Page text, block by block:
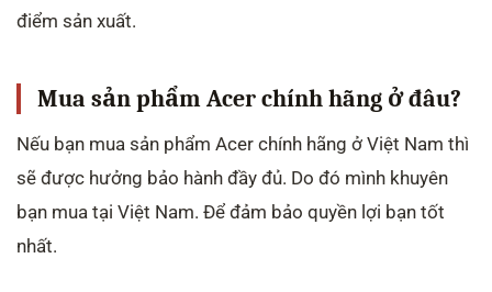
điểm sản xuất.
Mua sản phẩm Acer chính hãng ở đâu?
Nếu bạn mua sản phẩm Acer chính hãng ở Việt Nam thì
sẽ được hưởng bảo hành đầy đủ. Do đó mình khuyên
bạn mua tại Việt Nam. Để đảm bảo quyền lợi bạn tốt
nhất.